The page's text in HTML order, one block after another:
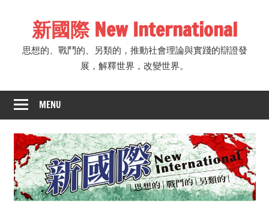
新國際 New International
思想的、戰鬥的、另類的，推動社會理論與實踐的辯證發
展，解釋世界，改變世界。
MENU